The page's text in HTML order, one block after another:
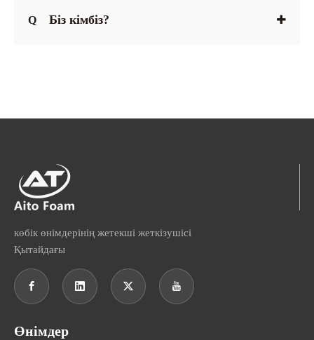
Q Біз кімбіз?
көбік өнімдерінің жетекші жеткізушісі
Қытайдағы
Өнімдер